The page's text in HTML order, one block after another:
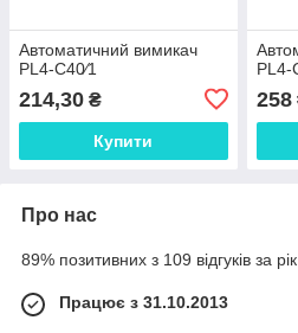
Автоматичний вимикач
PL4-C40⁄1
214,30 ₴
Купити
PL4-
258
Про нас
89% позитивних з 109 відгуків за рік
Працює з 31.10.2013